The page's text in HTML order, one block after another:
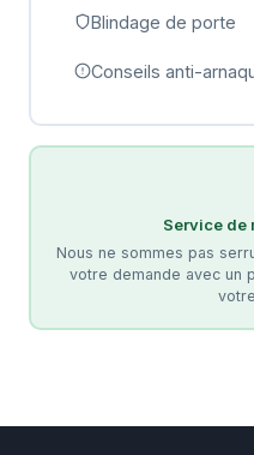
Blindage de porte
Conseils anti-
Service de
Nous ne sommes pas
votre demande avec un